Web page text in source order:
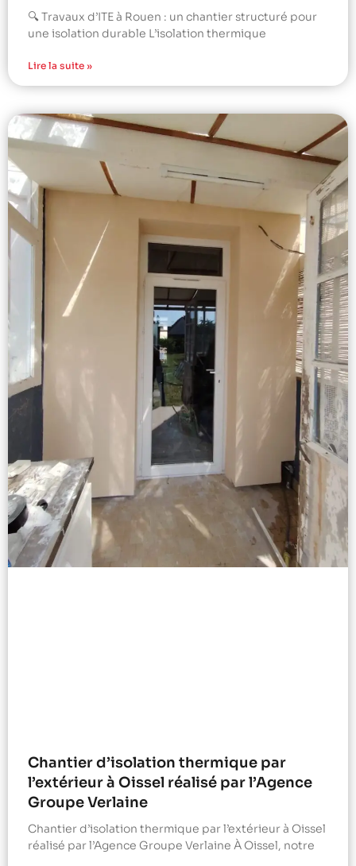
🔍 Travaux d’ITE à Rouen : un chantier structuré pour
une isolation durable L’isolation thermique
Lire la suite »
Chantier d’isolation thermique par
l’extérieur à Oissel réalisé par l’Agence
Groupe Verlaine
Chantier d’isolation thermique par l’extérieur à Oissel
réalisé par l’Agence Groupe Verlaine À Oissel, notre